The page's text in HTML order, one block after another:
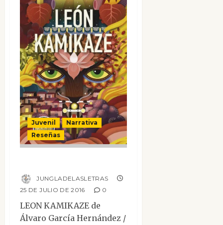
Juvenil
Narrativa
Reseñas
JUNGLADELASLETRAS
25 DE JULIO DE 2016
0
LEON KAMIKAZE de
Álvaro García Hernández /